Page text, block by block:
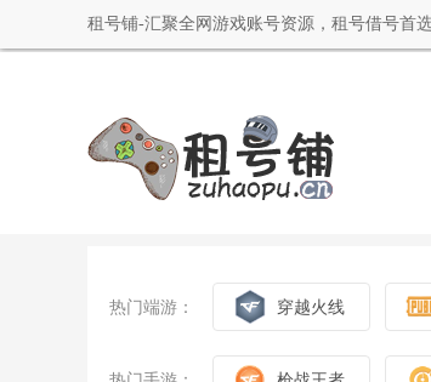
租号铺-汇聚全网游戏账号资源，租号借号首
热门端游： 穿越火线